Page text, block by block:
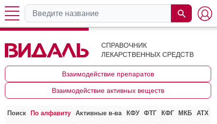
СПРАВОЧНИК
ЛЕКАРСТВЕННЫХ СРЕДСТВ
Взаимодействие препаратов
Взаимодействие активных веществ
Поиск По алфавиту Активные в-ва КФУ ФТГ КФГ МКБ АТХ